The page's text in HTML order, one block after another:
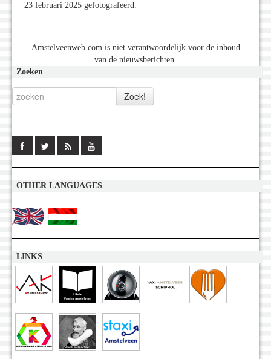
23 februari 2025 gefotografeerd.
Amstelveenweb.com is niet verantwoordelijk voor de inhoud
van de nieuwsberichten.
Zoeken
OTHER LANGUAGES
LINKS